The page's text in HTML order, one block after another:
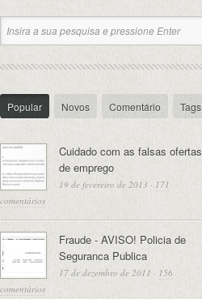
Popular Novos Comentário Tags
Cuidado com as falsas ofertas
de emprego
19 de fevereiro de 2013 · 171
comentários
Fraude - AVISO! Policia de
Seguranca Publica
17 de dezembro de 2011 · 156
comentários